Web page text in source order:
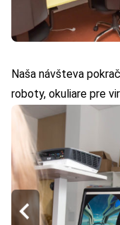
Naša návšteva
roboty, okuliare pre